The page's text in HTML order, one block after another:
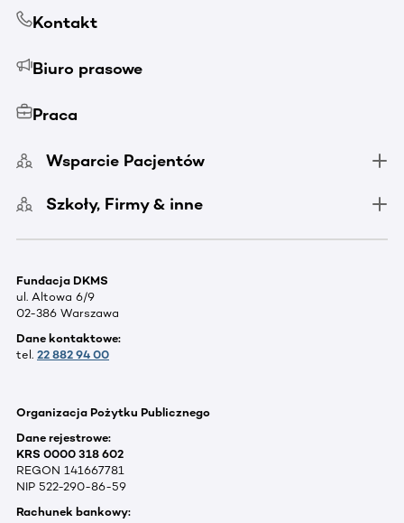
Kontakt
Biuro prasowe
Praca
Wsparcie Pacjentów
Szkoły, Firmy & inne
Fundacja DKMS
ul. Altowa 6/9
02-386 Warszawa
Dane kontaktowe:
tel. 22 882 94 00
Organizacja Pożytku Publicznego
Dane rejestrowe:
KRS 0000 318 602
REGON 141667781
NIP 522-290-86-59
Rachunek bankowy: